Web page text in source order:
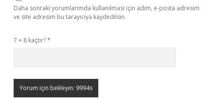
Daha sonraki yorumlarımda kullanılması için adım, e-posta adresim
ve site adresim bu tarayıcıya kaydedilsin.
7 + 8 kaçtır?*